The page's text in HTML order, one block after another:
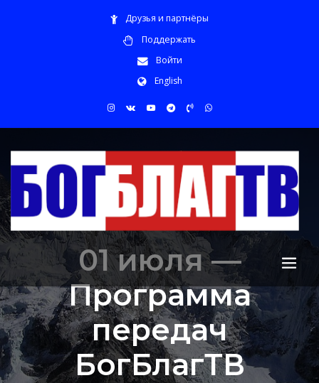
Друзья и партнёры
Поддержать
Войти
English
01 июля —
Программа
передач
БогБлагТВ